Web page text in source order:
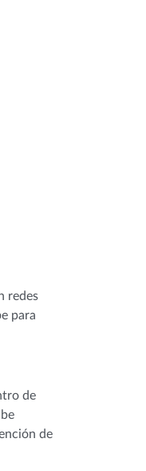
redes
para
de
de